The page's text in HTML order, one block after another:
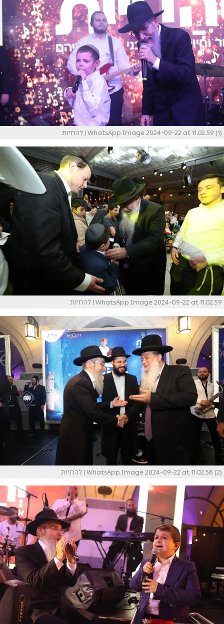
WhatsApp Image 2024-09-22 at 11.02.59 (1) | להחיות
WhatsApp Image 2024-09-22 at 11.02.59 | להחיות
WhatsApp Image 2024-09-22 at 11.02.58 (2) | להחיות